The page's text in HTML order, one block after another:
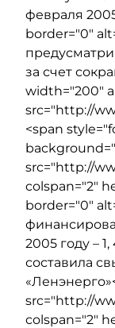
февраля
border="0"
за счет
width="200"
src="http://
<span
src="http://
colspan="2"
border="0"
2005 году –
составила
src="http://
colspan="2"